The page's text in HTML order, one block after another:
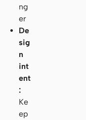
ng
er
De
sig
n
int
ent
:
Ke
ep